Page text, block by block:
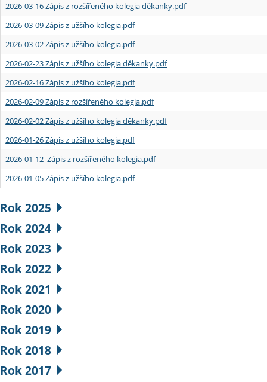
2026-03-16 Zápis z rozšířeného kolegia děkanky.pdf
2026-03-09 Zápis z užšího kolegia.pdf
2026-03-02 Zápis z užšího kolegia.pdf
2026-02-23 Zápis z užšího kolegia děkanky.pdf
2026-02-16 Zápis z užšího kolegia.pdf
2026-02-09 Zápis z rozšířeného kolegia.pdf
2026-02-02 Zápis z užšího kolegia děkanky.pdf
2026-01-26 Zápis z užšího kolegia.pdf
2026-01-12 Zápis z rozšířeného kolegia.pdf
2026-01-05 Zápis z užšího kolegia.pdf
Rok 2025
Rok 2024
Rok 2023
Rok 2022
Rok 2021
Rok 2020
Rok 2019
Rok 2018
Rok 2017